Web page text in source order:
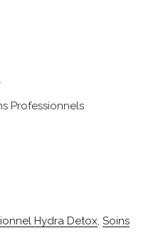
Professionnels
Hydra Detox, Soins